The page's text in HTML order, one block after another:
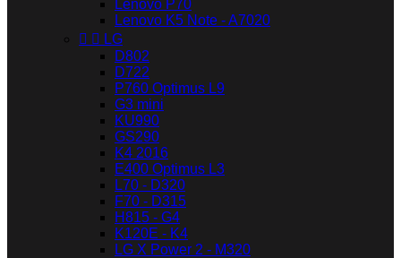
Lenovo P70
Lenovo K5 Note - A7020
  LG
D802
D722
P760 Optimus L9
G3 mini
KU990
GS290
K4 2016
E400 Optimus L3
L70 - D320
F70 - D315
H815 - G4
K120E - K4
LG X Power 2 - M320